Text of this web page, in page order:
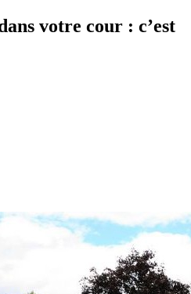
votre cour : c’est